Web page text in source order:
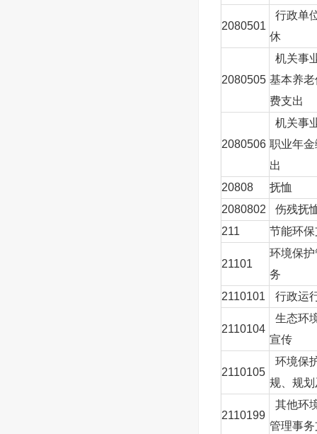
总计
注：本表反映部
如本表为空，则
2080501
行政单
休
2080505
机关事
基本养
费支出
2080506
机关事
职业年
出
20808
抚恤
2080802
伤残抚
211
节能环
21101
环境保
务
2110101
行政运
2110104
生态环
宣传
2110105
环境保
规、规
2110199
其他环
管理事